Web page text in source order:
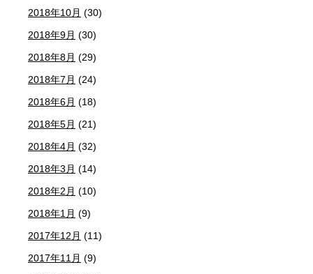
2018年10月 (30)
2018年9月 (30)
2018年8月 (29)
2018年7月 (24)
2018年6月 (18)
2018年5月 (21)
2018年4月 (32)
2018年3月 (14)
2018年2月 (10)
2018年1月 (9)
2017年12月 (11)
2017年11月 (9)